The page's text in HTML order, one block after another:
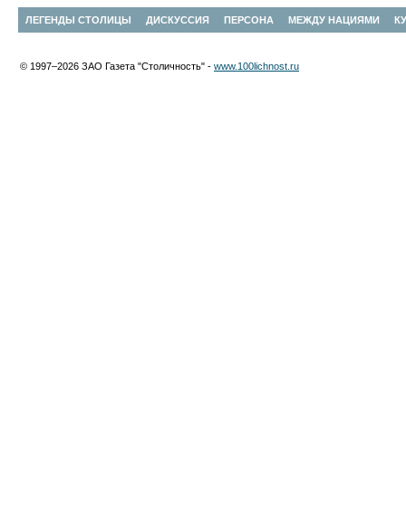
ЛЕГЕНДЫ СТОЛИЦЫ ДИСКУССИЯ ПЕРСОНА МЕЖДУ НАЦИЯМИ
© 1997–2026 ЗАО Газета "Столичность" - www.100lichnost.ru